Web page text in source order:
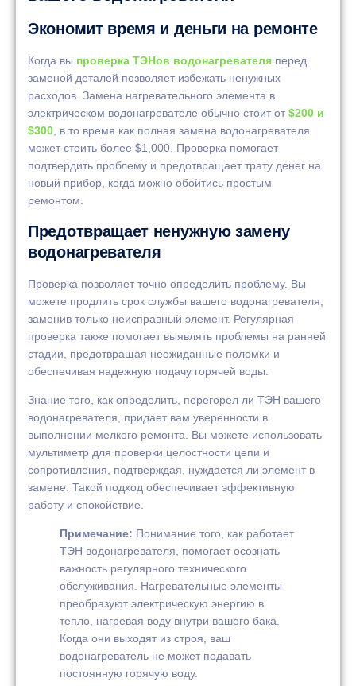
Экономит время и деньги на ремонте
Когда вы проверка ТЭНов водонагревателя перед
заменой деталей позволяет избежать ненужных
расходов. Замена нагревательного элемента в
электрическом водонагревателе обычно стоит от $200 и
$300, в то время как полная замена водонагревателя
может стоить более $1,000. Проверка помогает
подтвердить проблему и предотвращает трату денег на
новый прибор, когда можно обойтись простым
ремонтом.
Предотвращает ненужную замену
водонагревателя
Проверка позволяет точно определить проблему. Вы
можете продлить срок службы вашего водонагревателя,
заменив только неисправный элемент. Регулярная
проверка также помогает выявлять проблемы на ранней
стадии, предотвращая неожиданные поломки и
обеспечивая надежную подачу горячей воды.
Знание того, как определить, перегорел ли ТЭН вашего
водонагревателя, придает вам уверенности в
выполнении мелкого ремонта. Вы можете использовать
мультиметр для проверки целостности цепи и
сопротивления, подтверждая, нуждается ли элемент в
замене. Такой подход обеспечивает эффективную
работу и спокойствие.
Примечание: Понимание того, как работает
ТЭН водонагревателя, помогает осознать
важность регулярного технического
обслуживания. Нагревательные элементы
преобразуют электрическую энергию в
тепло, нагревая воду внутри вашего бака.
Когда они выходят из строя, ваш
водонагреватель не может подавать
постоянную горячую воду.